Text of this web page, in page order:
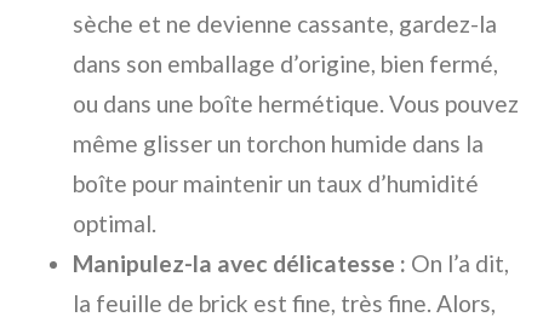
sèche et ne devienne cassante, gardez-la
dans son emballage d’origine, bien fermé,
ou dans une boîte hermétique. Vous pouvez
même glisser un torchon humide dans la
boîte pour maintenir un taux d’humidité
optimal.
Manipulez-la avec délicatesse : On l’a dit,
la feuille de brick est fine, très fine. Alors,